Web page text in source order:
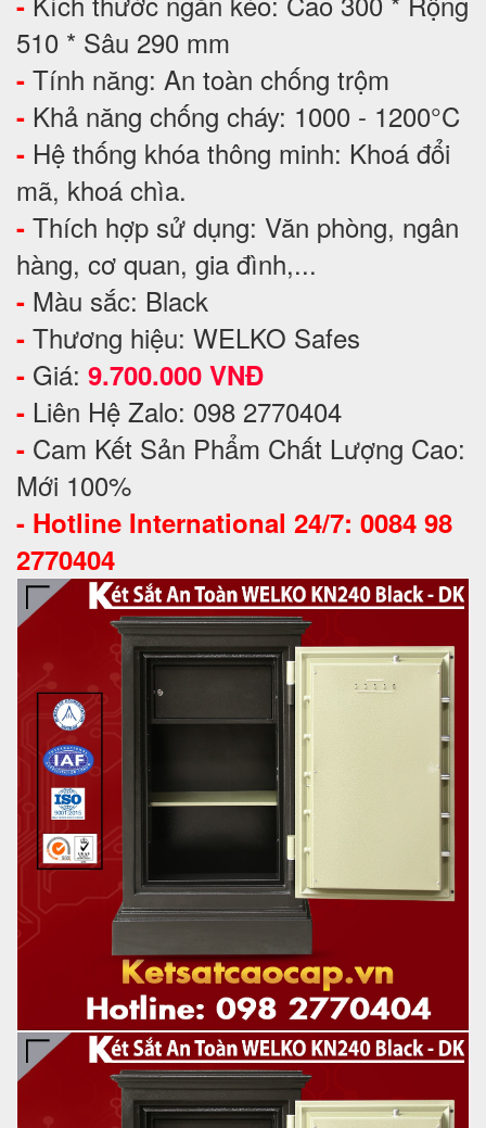
510 * Sâu 290 mm
- Tính năng: An toàn chống trộm
- Khả năng chống cháy: 1000 - 1200°C
- Hệ thống khóa thông minh: Khoá đổi
mã, khoá chìa.
- Thích hợp sử dụng: Văn phòng, ngân
hàng, cơ quan, gia đình,...
- Màu sắc: Black
- Thương hiệu: WELKO Safes
- Giá: 9.700.000 VNĐ
- Liên Hệ Zalo: 098 2770404
- Cam Kết Sản Phẩm Chất Lượng Cao:
Mới 100%
- Hotline International 24/7: 0084 98
2770404